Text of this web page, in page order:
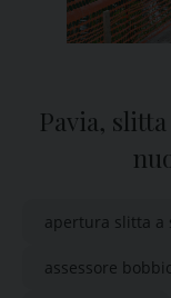
Pavia,
apertura slitta a
assessore